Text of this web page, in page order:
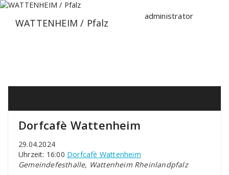
Zum
springenWATTENHEIM / Pfalz
administrator
Dorfcafè Wattenheim
29.04.2024
Uhrzeit: 16:00 Dorfcafè Wattenheim
Gemeindefesthalle, Wattenheim Rheinlandpfalz